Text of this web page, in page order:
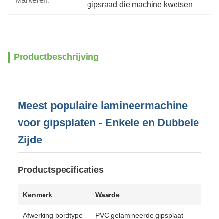
gipsraad die machine kwetsen
Productbeschrijving
Meest populaire lamineermachine
voor gipsplaten - Enkele en Dubbele
Zijde
Productspecificaties
Kenmerk Waarde
Afwerking bordtype PVC gelamineerde gipsplaat